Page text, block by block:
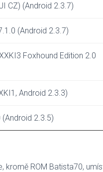
CZ) (Android 2.3.7)
(Android 2.3.7)
Foxhound Edition 2.0
Android 2.3.3)
(Android 2.3.5)
kromě ROM Batista70,